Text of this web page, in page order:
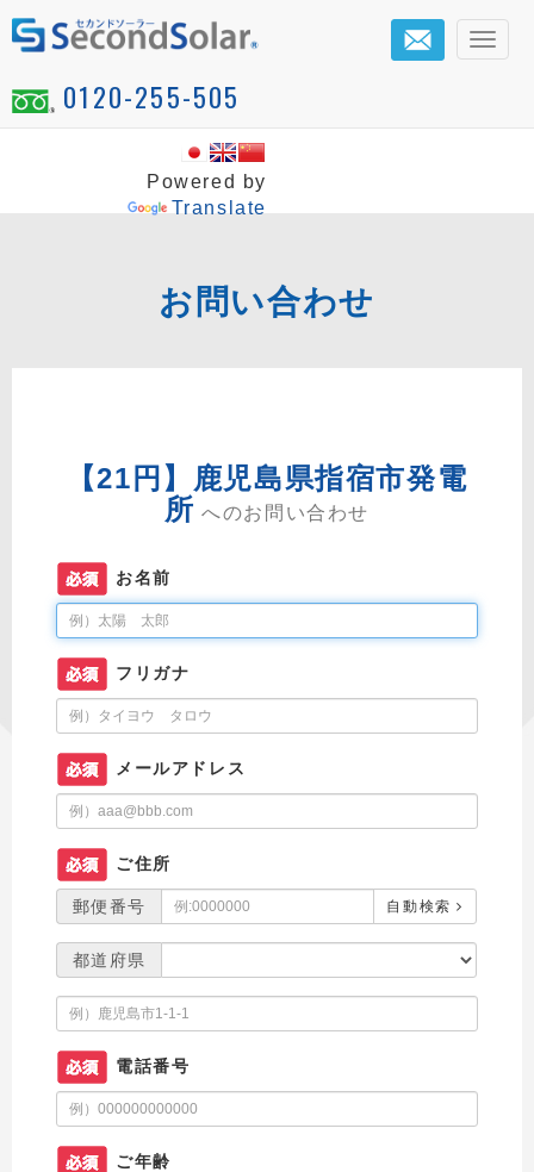
Powered by
Translate
メ
0120-255-505
お問い合わせ
【21円】鹿児島県指宿市発電
所 へのお問い合わせ
お名前
フリガナ
メールアドレス
ご住所
郵便番号 自動検索
都道府県
電話番号
ご年齢